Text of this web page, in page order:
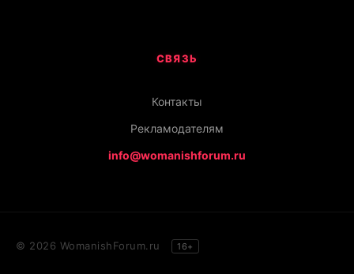
СВЯЗЬ
Контакты
Рекламодателям
info@womanishforum.ru
© 2026 WomanishForum.ru 16+